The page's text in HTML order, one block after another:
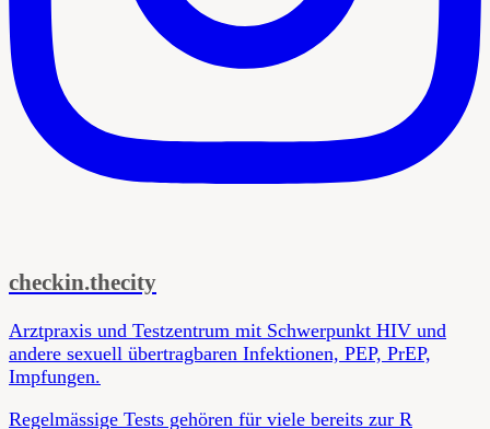
checkin.thecity
Arztpraxis und Testzentrum mit Schwerpunkt HIV und
andere sexuell übertragbaren Infektionen, PEP, PrEP,
Impfungen.
Regelmässige Tests gehören für viele bereits zur R